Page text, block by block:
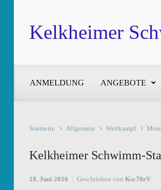
Kelkheimer
ANMELDUNG ANGEBOTE
Startseite Allgemein Wettkampf
Kelkheimer Schwimm-
18. Juni 2016 Geschrieben von Ksc70eV